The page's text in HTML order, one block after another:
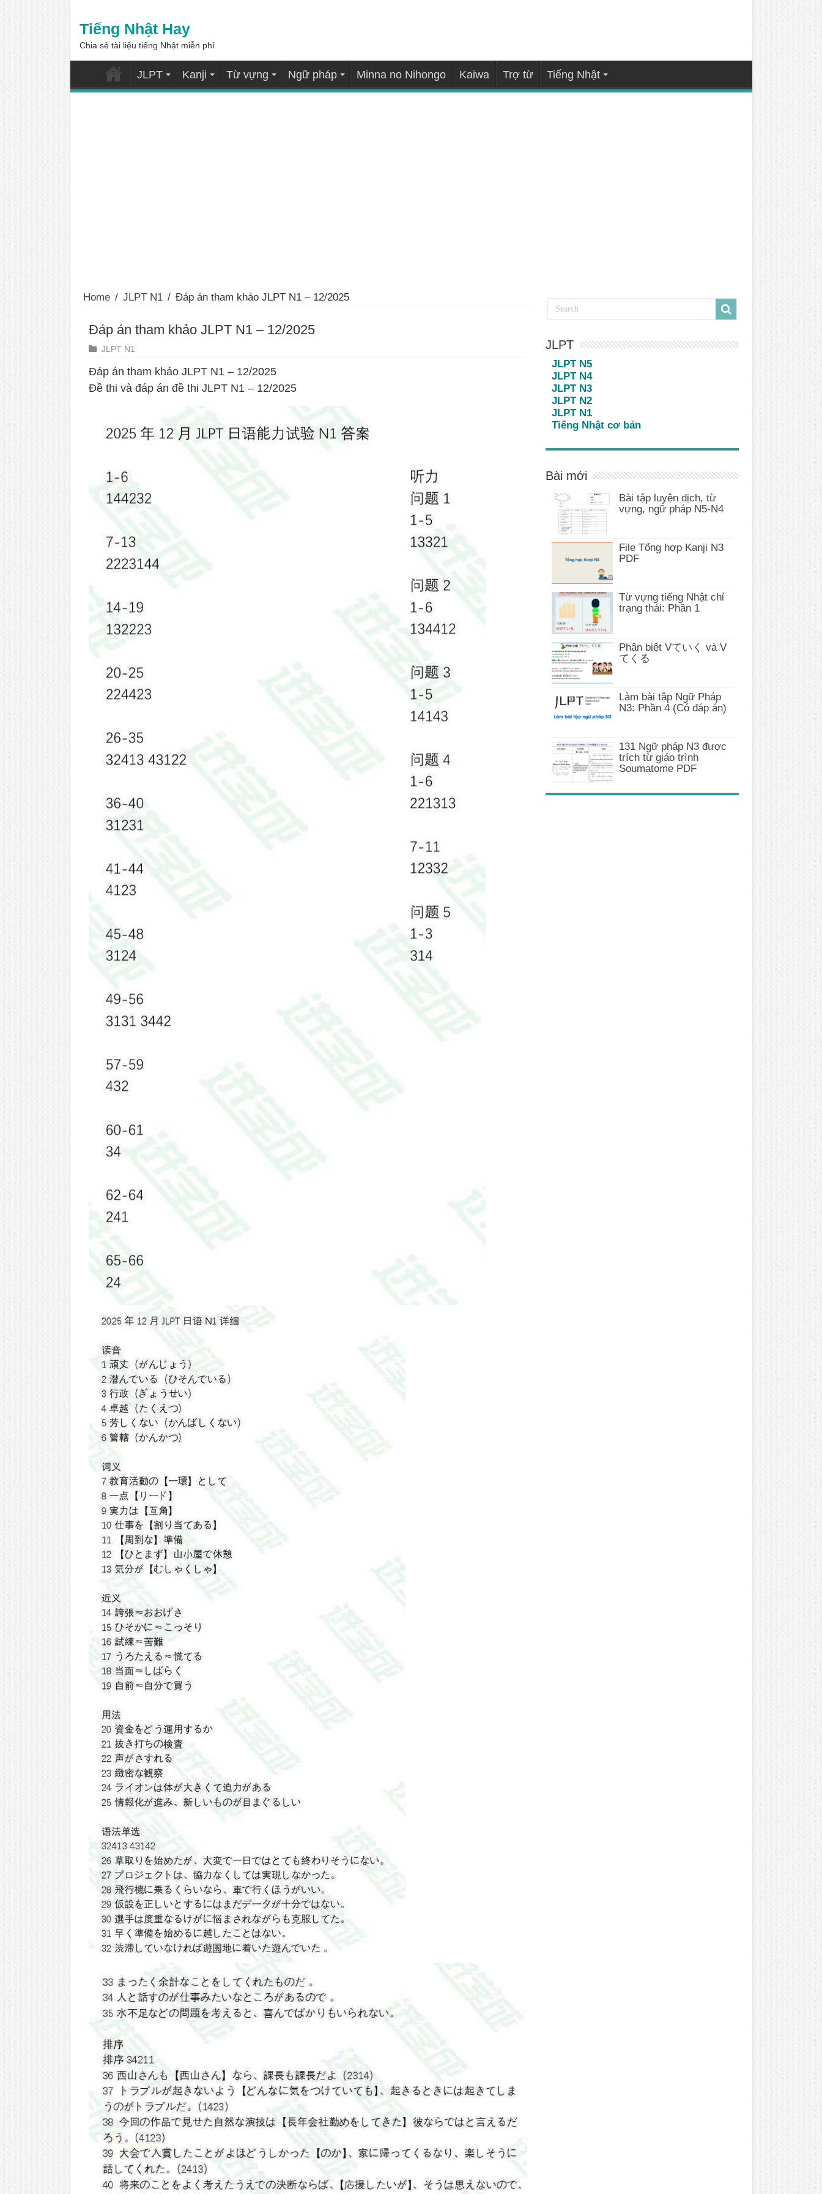
Tiếng Nhật Hay
Chia sẻ tài liệu tiếng Nhật miễn phí
JLPT Kanji Từ vựng Ngữ pháp Minna no Nihongo Kaiwa Trợ từ Tiếng Nhật
Home / JLPT N1 / Đáp án tham khảo JLPT N1 – 12/2025
Đáp án tham khảo JLPT N1 – 12/2025
JLPT N1
Đáp án tham khảo JLPT N1 – 12/2025
Đề thi và đáp án đề thi JLPT N1 – 12/2025
JLPT
JLPT N5
JLPT N4
JLPT N3
JLPT N2
JLPT N1
Tiếng Nhật cơ bản
Bài mới
Bài tập luyện dịch, từ
vựng, ngữ pháp N5-N4
File Tổng hợp Kanji N3
PDF
Từ vựng tiếng Nhật chỉ
trạng thái: Phần 1
Phân biệt Vていく và V
てくる
Làm bài tập Ngữ Pháp
N3: Phần 4 (Có đáp án)
131 Ngữ pháp N3 được
trích từ giáo trình
Soumatome PDF